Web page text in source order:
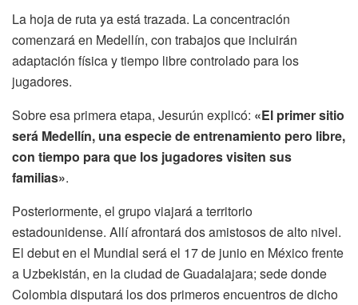
La hoja de ruta ya está trazada. La concentración
comenzará en Medellín, con trabajos que incluirán
adaptación física y tiempo libre controlado para los
jugadores.
Sobre esa primera etapa, Jesurún explicó: «El primer sitio
será Medellín, una especie de entrenamiento pero libre,
con tiempo para que los jugadores visiten sus
familias».
Posteriormente, el grupo viajará a territorio
estadounidense. Allí afrontará dos amistosos de alto nivel.
El debut en el Mundial será el 17 de junio en México frente
a Uzbekistán, en la ciudad de Guadalajara; sede donde
Colombia disputará los dos primeros encuentros de dicho